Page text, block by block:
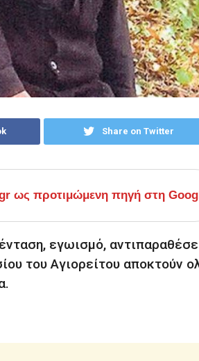
Share on Twitter
ως προτιμώμενη πηγή στη
εγωισμό,
του Αγιορείτου αποκτούν